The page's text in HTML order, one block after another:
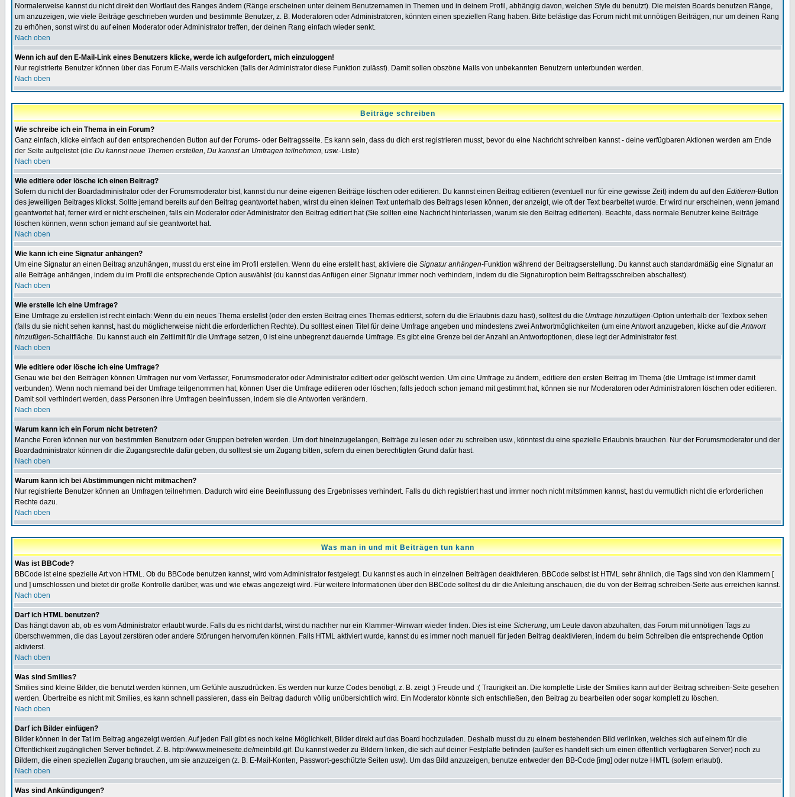
Normalerweise kannst du nicht direkt den Wortlaut des Ranges ändern (Ränge erscheinen unter deinem Benutzernamen in Themen und in deinem Profil, abhängig davon, welchen Style du benutzt). Die meisten Boards benutzen Ränge,
um anzuzeigen, wie viele Beiträge geschrieben wurden und bestimmte Benutzer, z. B. Moderatoren oder Administratoren, könnten einen speziellen Rang haben. Bitte belästige das Forum nicht mit unnötigen Beiträgen, nur um deinen Rang
zu erhöhen, sonst wirst du auf einen Moderator oder Administrator treffen, der deinen Rang einfach wieder senkt.
Nach oben
Wenn ich auf den E-Mail-Link eines Benutzers klicke, werde ich aufgefordert, mich einzuloggen!
Nur registrierte Benutzer können über das Forum E-Mails verschicken (falls der Administrator diese Funktion zulässt). Damit sollen obszöne Mails von unbekannten Benutzern unterbunden werden.
Nach oben
Beiträge schreiben
Wie schreibe ich ein Thema in ein Forum?
Ganz einfach, klicke einfach auf den entsprechenden Button auf der Forums- oder Beitragsseite. Es kann sein, dass du dich erst registrieren musst, bevor du eine Nachricht schreiben kannst - deine verfügbaren Aktionen werden am Ende
der Seite aufgelistet (die Du kannst neue Themen erstellen, Du kannst an Umfragen teilnehmen, usw.-Liste)
Nach oben
Wie editiere oder lösche ich einen Beitrag?
Sofern du nicht der Boardadministrator oder der Forumsmoderator bist, kannst du nur deine eigenen Beiträge löschen oder editieren. Du kannst einen Beitrag editieren (eventuell nur für eine gewisse Zeit) indem du auf den Editieren-Button
des jeweiligen Beitrages klickst. Sollte jemand bereits auf den Beitrag geantwortet haben, wirst du einen kleinen Text unterhalb des Beitrags lesen können, der anzeigt, wie oft der Text bearbeitet wurde. Er wird nur erscheinen, wenn jemand
geantwortet hat, ferner wird er nicht erscheinen, falls ein Moderator oder Administrator den Beitrag editiert hat (Sie sollten eine Nachricht hinterlassen, warum sie den Beitrag editierten). Beachte, dass normale Benutzer keine Beiträge
löschen können, wenn schon jemand auf sie geantwortet hat.
Nach oben
Wie kann ich eine Signatur anhängen?
Um eine Signatur an einen Beitrag anzuhängen, musst du erst eine im Profil erstellen. Wenn du eine erstellt hast, aktiviere die Signatur anhängen-Funktion während der Beitragserstellung. Du kannst auch standardmäßig eine Signatur an
alle Beiträge anhängen, indem du im Profil die entsprechende Option auswählst (du kannst das Anfügen einer Signatur immer noch verhindern, indem du die Signaturoption beim Beitragsschreiben abschaltest).
Nach oben
Wie erstelle ich eine Umfrage?
Eine Umfrage zu erstellen ist recht einfach: Wenn du ein neues Thema erstellst (oder den ersten Beitrag eines Themas editierst, sofern du die Erlaubnis dazu hast), solltest du die Umfrage hinzufügen-Option unterhalb der Textbox sehen
(falls du sie nicht sehen kannst, hast du möglicherweise nicht die erforderlichen Rechte). Du solltest einen Titel für deine Umfrage angeben und mindestens zwei Antwortmöglichkeiten (um eine Antwort anzugeben, klicke auf dieAntwort
hinzufügen-Schaltfläche. Du kannst auch ein Zeitlimit für die Umfrage setzen, 0 ist eine unbegrenzt dauernde Umfrage. Es gibt eine Grenze bei der Anzahl an Antwortoptionen, diese legt der Administrator fest.
Nach oben
Wie editiere oder lösche ich eine Umfrage?
Genau wie bei den Beiträgen können Umfragen nur vom Verfasser, Forumsmoderator oder Administrator editiert oder gelöscht werden. Um eine Umfrage zu ändern, editiere den ersten Beitrag im Thema (die Umfrage ist immer damit
verbunden). Wenn noch niemand bei der Umfrage teilgenommen hat, können User die Umfrage editieren oder löschen; falls jedoch schon jemand mit gestimmt hat, können sie nur Moderatoren oder Administratoren löschen oder editieren.
Damit soll verhindert werden, dass Personen ihre Umfragen beeinflussen, indem sie die Antworten verändern.
Nach oben
Warum kann ich ein Forum nicht betreten?
Manche Foren können nur von bestimmten Benutzern oder Gruppen betreten werden. Um dort hineinzugelangen, Beiträge zu lesen oder zu schreiben usw., könntest du eine spezielle Erlaubnis brauchen. Nur der Forumsmoderator und der
Boardadministrator können dir die Zugangsrechte dafür geben, du solltest sie um Zugang bitten, sofern du einen berechtigten Grund dafür hast.
Nach oben
Warum kann ich bei Abstimmungen nicht mitmachen?
Nur registrierte Benutzer können an Umfragen teilnehmen. Dadurch wird eine Beeinflussung des Ergebnisses verhindert. Falls du dich registriert hast und immer noch nicht mitstimmen kannst, hast du vermutlich nicht die erforderlichen
Rechte dazu.
Nach oben
Was man in und mit Beiträgen tun kann
Was ist BBCode?
BBCode ist eine spezielle Art von HTML. Ob du BBCode benutzen kannst, wird vom Administrator festgelegt. Du kannst es auch in einzelnen Beiträgen deaktivieren. BBCode selbst ist HTML sehr ähnlich, die Tags sind von den Klammern [
und ] umschlossen und bietet dir große Kontrolle darüber, was und wie etwas angezeigt wird. Für weitere Informationen über den BBCode solltest du dir die Anleitung anschauen, die du von der Beitrag schreiben-Seite aus erreichen kannst.
Nach oben
Darf ich HTML benutzen?
Das hängt davon ab, ob es vom Administrator erlaubt wurde. Falls du es nicht darfst, wirst du nachher nur ein Klammer-Wirrwarr wieder finden. Dies ist eine Sicherung, um Leute davon abzuhalten, das Forum mit unnötigen Tags zu
überschwemmen, die das Layout zerstören oder andere Störungen hervorrufen können. Falls HTML aktiviert wurde, kannst du es immer noch manuell für jeden Beitrag deaktivieren, indem du beim Schreiben die entsprechende Option
aktivierst.
Nach oben
Was sind Smilies?
Smilies sind kleine Bilder, die benutzt werden können, um Gefühle auszudrücken. Es werden nur kurze Codes benötigt, z. B. zeigt :) Freude und :( Traurigkeit an. Die komplette Liste der Smilies kann auf der Beitrag schreiben-Seite gesehen
werden. Übertreibe es nicht mit Smilies, es kann schnell passieren, dass ein Beitrag dadurch völlig unübersichtlich wird. Ein Moderator könnte sich entschließen, den Beitrag zu bearbeiten oder sogar komplett zu löschen.
Nach oben
Darf ich Bilder einfügen?
Bilder können in der Tat im Beitrag angezeigt werden. Auf jeden Fall gibt es noch keine Möglichkeit, Bilder direkt auf das Board hochzuladen. Deshalb musst du zu einem bestehenden Bild verlinken, welches sich auf einem für die
Öffentlichkeit zugänglichen Server befindet. Z. B. http://www.meineseite.de/meinbild.gif. Du kannst weder zu Bildern linken, die sich auf deiner Festplatte befinden (außer es handelt sich um einen öffentlich verfügbaren Server) noch zu
Bildern, die einen speziellen Zugang brauchen, um sie anzuzeigen (z. B. E-Mail-Konten, Passwort-geschützte Seiten usw). Um das Bild anzuzeigen, benutze entweder den BB-Code [img] oder nutze HMTL (sofern erlaubt).
Nach oben
Was sind Ankündigungen?